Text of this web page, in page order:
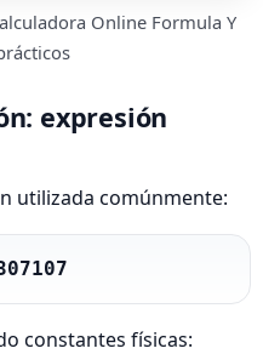
Online Formula Y
expresión
utilizada comúnmente:
constantes físicas: